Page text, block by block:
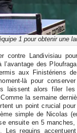
1 pour obtenir une
contre Landivisiau
des
aux Finistériens
là pour conserver
laissent alors filer
la semaine
un point crucial
simple de Nicolas
ensuite en 5
Les requins